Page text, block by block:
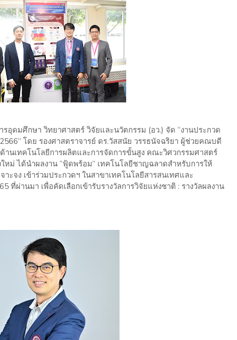
รอุดมศึกษา วิทยาศาสตร์ วิจัยและนวัตกรรม (อว.) จัด “งานประกวด
โดย รองศาสตราจารย์ ดร.วัสสนัย วรรธนัจฉริยา ผู้ช่วยคณบดี
นเทคโนโลยีการผลิตและการจัดการขั้นสูง คณะวิศวกรรมศาสตร์
หม่ ได้นำผลงาน “ฟู้ดพร้อม” เทคโนโลยีชาญฉลาดสำหรับการให้
ะจง เข้าร่วมประกวดฯ ในสาขาเทคโนโลยีสารสนเทศและ
ที่ผ่านมา เพื่อคัดเลือกเข้ารับรางวัลการวิจัยแห่งชาติ : รางวัลผลงาน